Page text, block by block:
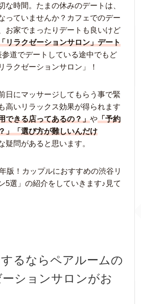
な時間。たまの休みのデートは、
っていませんか？カフェでのデー
お家でまったりデートも良いけど
リラクゼーションサロン」デート
道でデートしている途中でもど
ラクゼーションサロン」！
日にマッサージしてもらう事で緊
高いリラックス効果が得られます
できる店ってあるの？」や「予約
」「選び方が難しいんだけ
疑問があると思います。
版！カップルにおすすめの渋谷リ
5選」の紹介をしていきます♪見て
るならペアルームの
ションサロンがお